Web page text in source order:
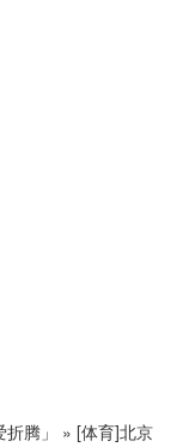
腾」 » [体育]北京